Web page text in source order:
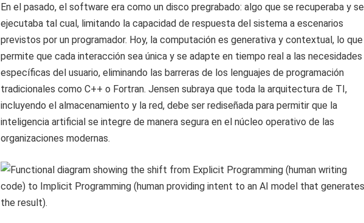
En el pasado, el software era como un disco pregrabado: algo que se recuperaba y se
ejecutaba tal cual, limitando la capacidad de respuesta del sistema a escenarios
previstos por un programador. Hoy, la computación es generativa y contextual, lo que
permite que cada interacción sea única y se adapte en tiempo real a las necesidades
específicas del usuario, eliminando las barreras de los lenguajes de programación
tradicionales como C++ o Fortran. Jensen subraya que toda la arquitectura de TI,
incluyendo el almacenamiento y la red, debe ser rediseñada para permitir que la
inteligencia artificial se integre de manera segura en el núcleo operativo de las
organizaciones modernas.